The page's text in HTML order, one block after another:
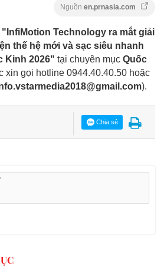
Nguồn en.prnasia.com
"InfiMotion Technology ra mắt giải
thế hệ mới và sạc siêu nhanh
Kinh 2026" tại chuyên mục Quốc
xin gọi hotline 0944.40.40.50 hoặc
).
Chia sẻ